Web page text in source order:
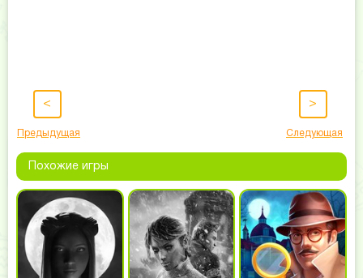
<
Предыдущая
>
Следующая
Похожие игры